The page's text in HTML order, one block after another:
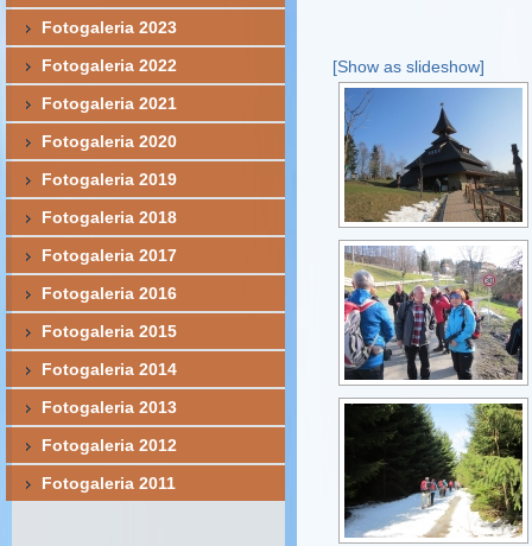
[Show as slideshow]
Fotogaleria 2023
Fotogaleria 2022
Fotogaleria 2021
Fotogaleria 2020
Fotogaleria 2019
Fotogaleria 2018
Fotogaleria 2017
Fotogaleria 2016
Fotogaleria 2015
Fotogaleria 2014
Fotogaleria 2013
Fotogaleria 2012
Fotogaleria 2011